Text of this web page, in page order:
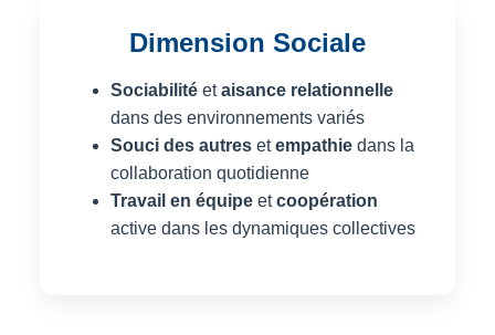
Dimension Sociale
Sociabilité etaisance relationnelle
dans des environnements variés
Souci des autres etempathie dans la
collaboration quotidienne
Travail en équipe etcoopération
active dans les dynamiques collectives